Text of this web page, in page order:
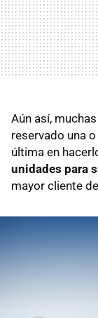
Aún así,
reservado una
última en
unidades para
mayor cliente